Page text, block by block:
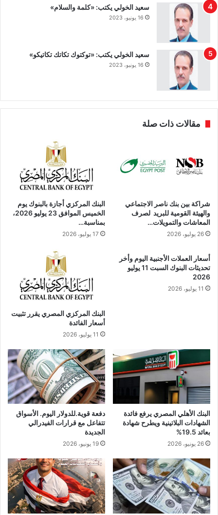
سعيد الخولي يكتب: «كلمة والسلام»
16 يونيو، 2023
سعيد الخولي يكتب: «توكتوك تكاتك تكاتيكو»
16 يونيو، 2023
مقالات ذات صلة
شراكة بين بنك ناصر الاجتماعي
والهيئة القومية للبريد لصرف
المعاشات والتمويلات…
26 يوليو، 2026
البنك المركزي أجازة بالبنوك يوم
الخميس الموافق 23 يوليو 2026،
بمناسبة…
17 يوليو، 2026
أسعار العملات الأجنبية اليوم وأخر
تحديثات البنوك السبت 11 يوليو
2026
11 يوليو، 2026
البنك المركزي المصري يقرر تثبيت
أسعار الفائدة
11 يوليو، 2026
البنك الأهلي المصري يرفع فائدة
الشهادات البلاتينية ويطرح شهادة
بعائد 19.5%
26 يونيو، 2026
دفعة قوية.للدولار اليوم. الأسواق
تتفاعل مع قرارات الفيدرالي
الجديدة
19 يونيو، 2026